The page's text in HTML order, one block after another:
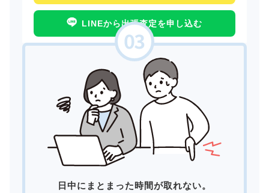
LINEから出張査定を申し込む
日中にまとまった時間が取れない。